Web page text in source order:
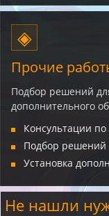
◈
Прочие
Подбор решений
дополнительного
Консультации
Подбор решений
Установка
Не нашли